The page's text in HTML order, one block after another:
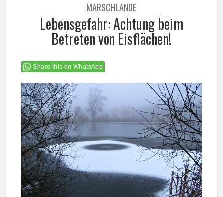
MARSCHLANDE
Lebensgefahr: Achtung beim
Betreten von Eisflächen!
Share this on WhatsApp